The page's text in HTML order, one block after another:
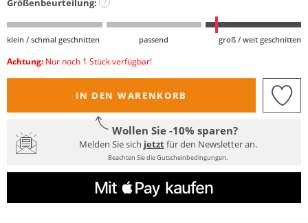
klein / schmal geschnitten passend groß / weit geschnitten
Achtung: Nur noch 1 Stück verfügbar!
IN DEN WARENKORB
Wollen Sie -10% sparen?
Melden Sie sich jetztfür den Newsletter an.
Beachten Sie die Gutscheinbedingungen.